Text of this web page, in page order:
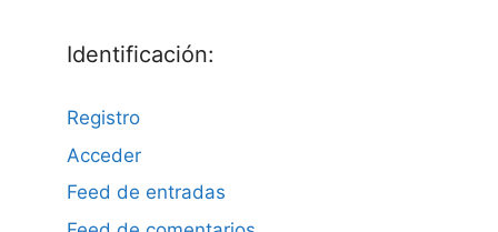
Identificación:
Registro
Acceder
Feed de entradas